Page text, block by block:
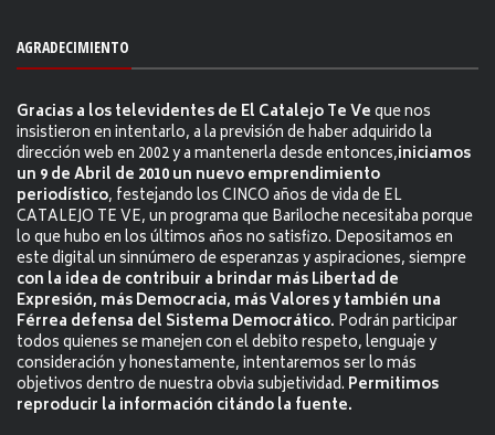
AGRADECIMIENTO
Gracias a los televidentes de El Catalejo Te Veque nos
insistieron en intentarlo, a la previsión de haber adquirido la
dirección web en 2002 y a mantenerla desde entonces,iniciamos
un 9 de Abril de 2010 un nuevo emprendimiento
periodístico, festejando los CINCO años de vida de EL
CATALEJO TE VE, un programa que Bariloche necesitaba porque
lo que hubo en los últimos años no satisfizo. Depositamos en
este digital un sinnúmero de esperanzas y aspiraciones, siempre
con la idea de contribuir a brindar más Libertad de
Expresión, más Democracia, más Valores y también una
Férrea defensa del Sistema Democrático. Podrán participar
todos quienes se manejen con el debito respeto, lenguaje y
consideración y honestamente, intentaremos ser lo más
objetivos dentro de nuestra obvia subjetividad. Permitimos
reproducir la información citándo la fuente.